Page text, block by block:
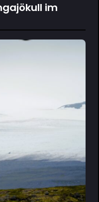
im